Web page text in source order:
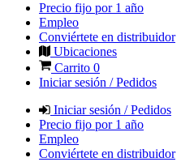
Precio fijo por 1 año
Empleo
Conviértete en distribuidor
Ubicaciones
Carrito 0
Iniciar sesión / Pedidos
Iniciar sesión / Pedidos
Precio fijo por 1 año
Empleo
Conviértete en distribuidor